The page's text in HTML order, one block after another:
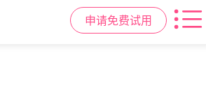
申请免费试用